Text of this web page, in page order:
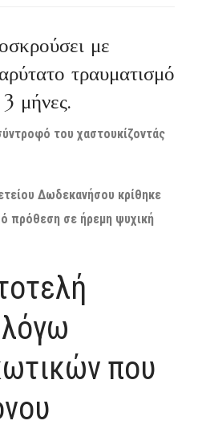
με
τραυματισμό
μήνες.
του χαστουκίζοντάς
Δωδεκανήσου κρίθηκε
πρόθεση σε ήρεμη ψυχική
που